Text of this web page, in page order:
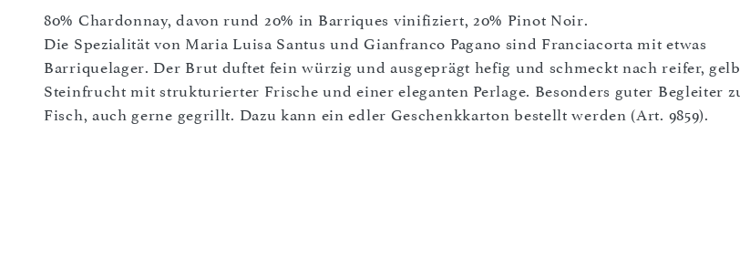
80% Chardonnay, davon rund 20% in Barriques vinifiziert, 20% Pinot Noir.
Die Spezialität von Maria Luisa Santus und Gianfranco Pagano sind Franciacorta mit etwas
Barriquelager. Der Brut duftet fein würzig und ausgeprägt hefig und schmeckt nach reifer,
Steinfrucht mit strukturierter Frische und einer eleganten Perlage. Besonders guter Begleiter
Fisch, auch gerne gegrillt. Dazu kann ein edler Geschenkkarton bestellt werden (Art. 9859).